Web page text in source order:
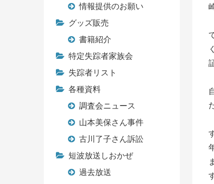
情報提供のお願い
グッズ販売
書籍紹介
特定失踪者家族会
失踪者リスト
各種資料
調査会ニュース
山本美保さん事件
古川了子さん訴訟
短波放送しおかぜ
過去放送